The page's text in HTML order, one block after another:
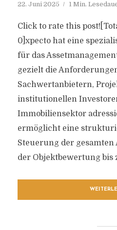
22. Juni 2025 1 Min.
Click to rate this
0]xpecto hat eine
für das
gezielt die
Sachwertanbietern,
institutionellen
Immobiliensektor
ermöglicht eine
Steuerung der gesamten
der Objektbewertung bis